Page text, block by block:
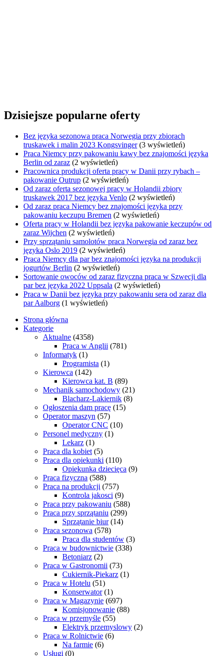
Dzisiejsze popularne oferty
Bez języka sezonowa praca Norwegia przy zbiorach
truskawek i malin 2023 Kongsvinger(3 wyświetleń)
Praca Niemcy przy pakowaniu kawy bez znajomości języka
Berlin od zaraz (2 wyświetleń)
Pracownica produkcji oferta pracy w Danii przy rybach –
pakowanie Outrup (2 wyświetleń)
Od zaraz oferta sezonowej pracy w Holandii zbiory
truskawek 2017 bez języka Venlo (2 wyświetleń)
Od zaraz praca Niemcy bez znajomości języka przy
pakowaniu keczupu Bremen (2 wyświetleń)
Oferta pracy w Holandii bez języka pakowanie keczupów od
zaraz Wijchen (2 wyświetleń)
Przy sprzątaniu samolotów praca Norwegia od zaraz bez
języka Oslo 2019 (2 wyświetleń)
Praca Niemcy dla par bez znajomości języka na produkcji
jogurtów Berlin (2 wyświetleń)
Sortowanie owoców od zaraz fizyczna praca w Szwecji dla
par bez języka 2022 Uppsala (2 wyświetleń)
Praca w Danii bez języka przy pakowaniu sera od zaraz dla
par Aalborg (1 wyświetleń)
Strona główna
Kategorie
Aktualne (4358)
Praca w Anglii (781)
Informatyk (1)
Programista (1)
Kierowca (142)
Kierowca kat. B (89)
Mechanik samochodowy (21)
Blacharz-Lakiernik (8)
Ogłoszenia dam pracę (15)
Operator maszyn (57)
Operator CNC (10)
Personel medyczny (1)
Lekarz (1)
Praca dla kobiet (5)
Praca dla opiekunki (110)
Opiekunka dziecięca (9)
Praca fizyczna (588)
Praca na produkcji (757)
Kontrola jakosci (9)
Praca przy pakowaniu (588)
Praca przy sprzątaniu (299)
Sprzątanie biur (14)
Praca sezonowa (578)
Praca dla studentów (3)
Praca w budownictwie (338)
Betoniarz (2)
Praca w Gastronomii (73)
Cukiernik-Piekarz (1)
Praca w Hotelu (51)
Konserwator (1)
Praca w Magazynie (697)
Komisjonowanie (88)
Praca w przemyśle (55)
Elektryk przemyslowy (2)
Praca w Rolnictwie (6)
Na farmie (6)
Usługi (0)